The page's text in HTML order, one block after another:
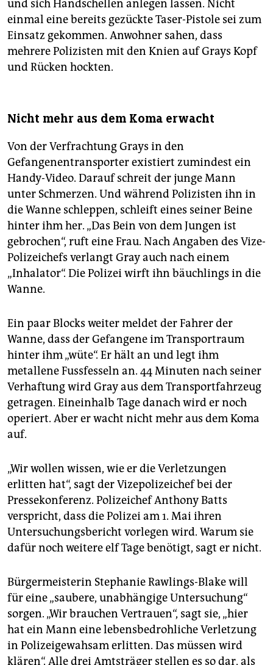
und sich Handschellen anlegen lassen. Nicht
einmal eine bereits gezückte Taser-Pistole sei zum
Einsatz gekommen. Anwohner sahen, dass
mehrere Polizisten mit den Knien auf Grays Kopf
und Rücken hockten.
Nicht mehr aus dem Koma erwacht
Von der Verfrachtung Grays in den
Gefangenentransporter existiert zumindest ein
Handy-Video. Darauf schreit der junge Mann
unter Schmerzen. Und während Polizisten ihn in
die Wanne schleppen, schleift eines seiner Beine
hinter ihm her. „Das Bein von dem Jungen ist
gebrochen“, ruft eine Frau. Nach Angaben des Vize-
Polizeichefs verlangt Gray auch nach einem
„Inhalator“. Die Polizei wirft ihn bäuchlings in die
Wanne.
Ein paar Blocks weiter meldet der Fahrer der
Wanne, dass der Gefangene im Transportraum
hinter ihm „wüte“. Er hält an und legt ihm
metallene Fussfesseln an. 44 Minuten nach seiner
Verhaftung wird Gray aus dem Transportfahrzeug
getragen. Eineinhalb Tage danach wird er noch
operiert. Aber er wacht nicht mehr aus dem Koma
auf.
„Wir wollen wissen, wie er die Verletzungen
erlitten hat“, sagt der Vizepolizeichef bei der
Pressekonferenz. Polizeichef Anthony Batts
verspricht, dass die Polizei am 1. Mai ihren
Untersuchungsbericht vorlegen wird. Warum sie
dafür noch weitere elf Tage benötigt, sagt er nicht.
Bürgermeisterin Stephanie Rawlings-Blake will
für eine „saubere, unabhängige Untersuchung“
sorgen. „Wir brauchen Vertrauen“, sagt sie, „hier
hat ein Mann eine lebensbedrohliche Verletzung
in Polizeigewahsam erlitten. Das müssen wird
klären“. Alle drei Amtsträger stellen es so dar, als